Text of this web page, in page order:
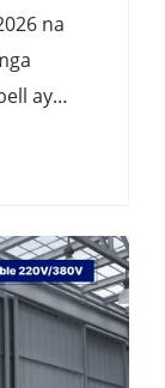
na
ay
suplay